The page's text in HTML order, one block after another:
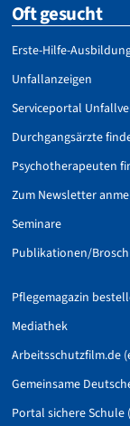
Oft gesucht
Erste-Hilfe-
Unfallanzeigen
Serviceportal
Durchgangsärzte
Psychotherapeuten
Zum Newsletter
Seminare
Publikationen/
Pflegemagazin
Mediathek
Arbeitsschutzfilm.de
Gemeinsame
Portal sichere Schule